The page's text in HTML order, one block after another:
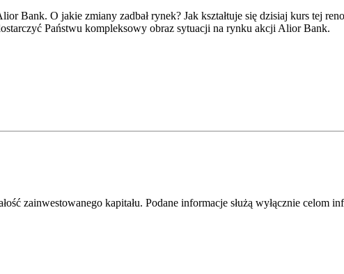
Bank. O jakie zmiany zadbał rynek? Jak kształtuje się dzisiaj kurs tej
Państwu kompleksowy obraz sytuacji na rynku akcji Alior Bank.
zainwestowanego kapitału. Podane informacje służą wyłącznie